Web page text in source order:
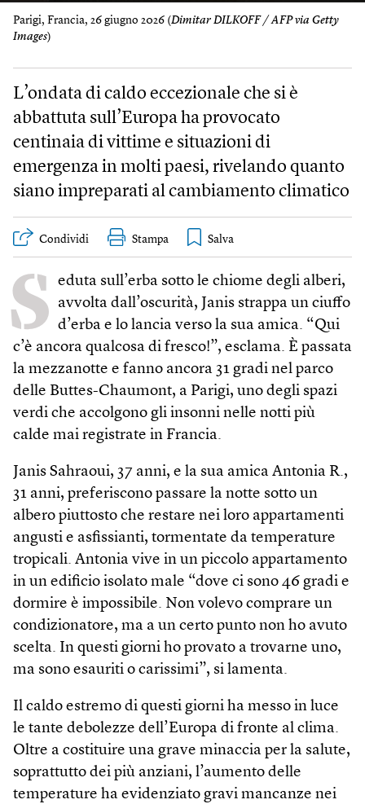
Parigi, Francia, 26 giugno 2026 (Dimitar DILKOFF / AFP via Getty
Images)
L’ondata di caldo eccezionale che si è
abbattuta sull’Europa ha provocato
centinaia di vittime e situazioni di
emergenza in molti paesi, rivelando quanto
siano impreparati al cambiamento climatico
Condividi Stampa
S eduta sull’erba sotto le chiome degli alberi,
avvolta dall’oscurità, Janis strappa un ciuffo
d’erba e lo lancia verso la sua amica. “Qui
c’è ancora qualcosa di fresco!”, esclama. È passata
la mezzanotte e fanno ancora 31 gradi nel parco
delle Buttes-Chaumont, a Parigi, uno degli spazi
verdi che accolgono gli insonni nelle notti più
calde mai registrate in Francia.
Janis Sahraoui, 37 anni, e la sua amica Antonia R.,
31 anni, preferiscono passare la notte sotto un
albero piuttosto che restare nei loro appartamenti
angusti e asfissianti, tormentate da temperature
tropicali. Antonia vive in un piccolo appartamento
in un edificio isolato male “dove ci sono 46 gradi e
dormire è impossibile. Non volevo comprare un
condizionatore, ma a un certo punto non ho avuto
scelta. In questi giorni ho provato a trovarne uno,
ma sono esauriti o carissimi”, si lamenta.
Il caldo estremo di questi giorni ha messo in luce
le tante debolezze dell’Europa di fronte al clima.
Oltre a costituire una grave minaccia per la salute,
soprattutto dei più anziani, l’aumento delle
temperature ha evidenziato gravi mancanze nei